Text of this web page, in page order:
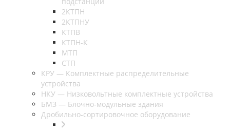
2КТПН
2КТПНУ
КТПВ
КТПН-К
МТП
СТП
КРУ — Комплектные распределительные
устройства
НКУ — Низковольтные комплектные устройства
БМЗ — Блочно-модульные здания
Дробильно-сортировочное оборудование